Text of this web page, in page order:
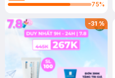
75%
-31%